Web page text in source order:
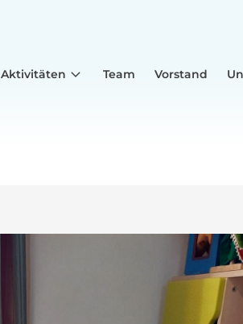
Aktivitäten Team Vorstand